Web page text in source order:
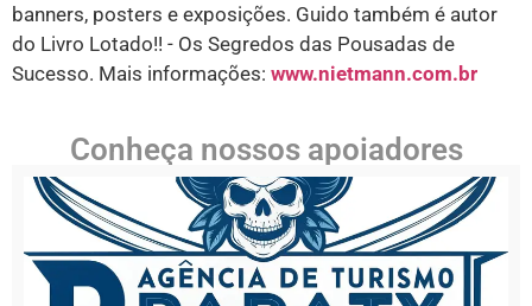
banners, posters e exposições. Guido também é autor
do Livro Lotado!! - Os Segredos das Pousadas de
Sucesso. Mais informações: www.nietmann.com.br
Conheça nossos apoiadores